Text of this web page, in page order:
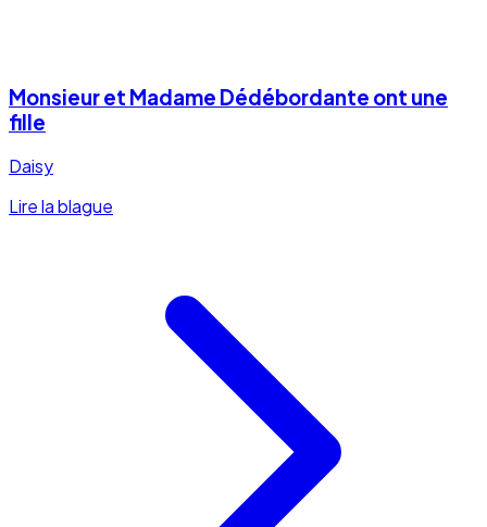
Monsieur et Madame Dédébordante ont une
fille
Daisy
Lire la blague